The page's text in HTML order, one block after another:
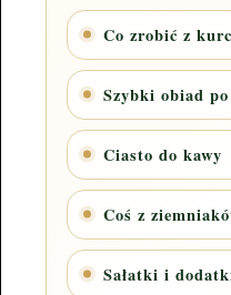
Co zrobić z
Szybki obiad
Ciasto do kawy
Coś z
Sałatki i